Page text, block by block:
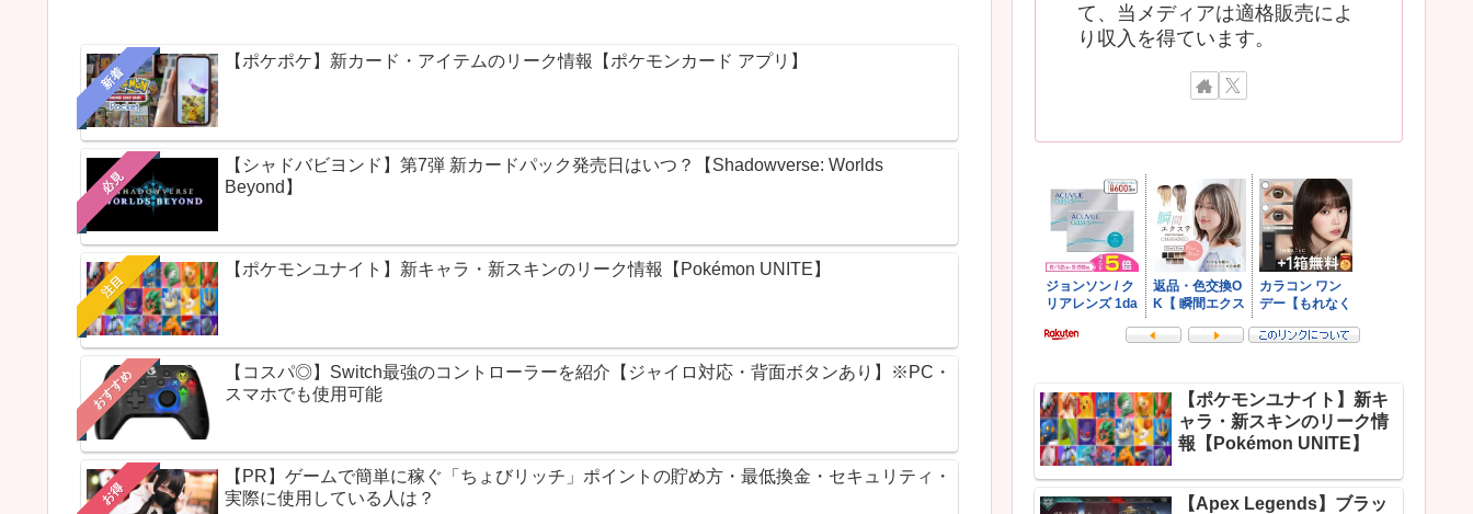
新着
【ポケポケ】新カード・アイテムのリーク情報【ポケモンカード アプリ】
必見
【シャドバビヨンド】第7弾 新カードパック発売日はいつ？【Shadowverse: Worlds
Beyond】
注目
【ポケモンユナイト】新キャラ・新スキンのリーク情報【Pokémon UNITE】
おすすめ
【コスパ◎】Switch最強のコントローラーを紹介【ジャイロ対応・背面ボタンあり】※PC・
スマホでも使用可能
お得
【PR】ゲームで簡単に稼ぐ「ちょびリッチ」ポイントの貯め方・最低換金・セキュリティ・
実際に使用している人は？
て、当メディアは適格販売によ
り収入を得ています。
【ポケモンユナイト】新キ
ャラ・新スキンのリーク情
報【Pokémon UNITE】
【Apex Legends】ブラッ